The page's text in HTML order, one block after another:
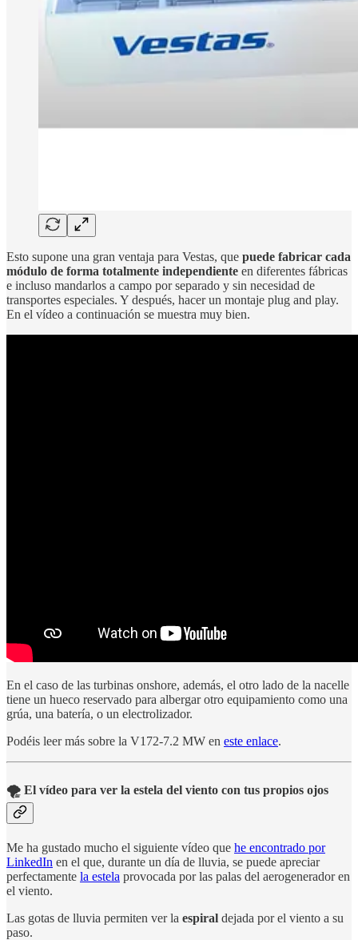
Esto supone una gran ventaja para Vestas, que puede fabricar cada
módulo de forma totalmente independiente en diferentes fábricas
e incluso mandarlos a campo por separado y sin necesidad de
transportes especiales. Y después, hacer un montaje plug and play.
En el vídeo a continuación se muestra muy bien.
En el caso de las turbinas onshore, además, el otro lado de la nacelle
tiene un hueco reservado para albergar otro equipamiento como una
grúa, una batería, o un electrolizador.
Podéis leer más sobre la V172-7.2 MW en este enlace.
🌪️ El vídeo para ver la estela del viento con tus propios ojos
Me ha gustado mucho el siguiente vídeo que he encontrado por
LinkedIn en el que, durante un día de lluvia, se puede apreciar
perfectamente la estela provocada por las palas del aerogenerador en
el viento.
Las gotas de lluvia permiten ver la espiral dejada por el viento a su
paso.